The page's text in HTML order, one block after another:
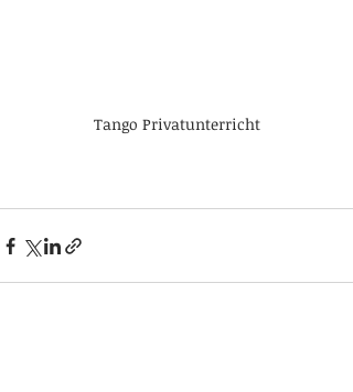
Tango Privatunterricht